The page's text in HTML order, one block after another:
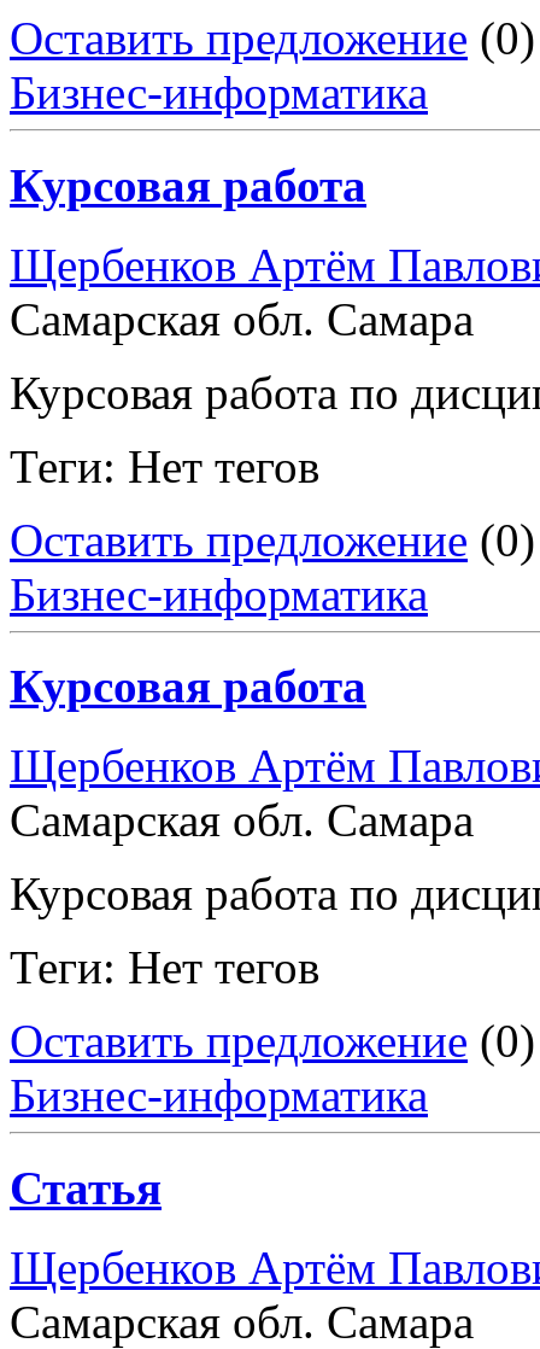
Оставить предложение (0)
Бизнес-информатика
Курсовая работа
Щербенков Артём
Самарская обл. Самара
Курсовая работа по
Теги: Нет тегов
Оставить предложение (0)
Бизнес-информатика
Курсовая работа
Щербенков Артём
Самарская обл. Самара
Курсовая работа по
Теги: Нет тегов
Оставить предложение (0)
Бизнес-информатика
Статья
Щербенков Артём
Самарская обл. Самара